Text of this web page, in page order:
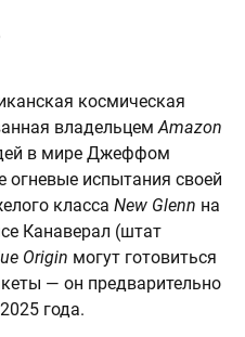
космическая
владельцемAmazon
в мире Джеффом
огневые испытания своей
класса New Glenn на
Канаверал (штат
Origin могут готовиться
— он предварительно
года.